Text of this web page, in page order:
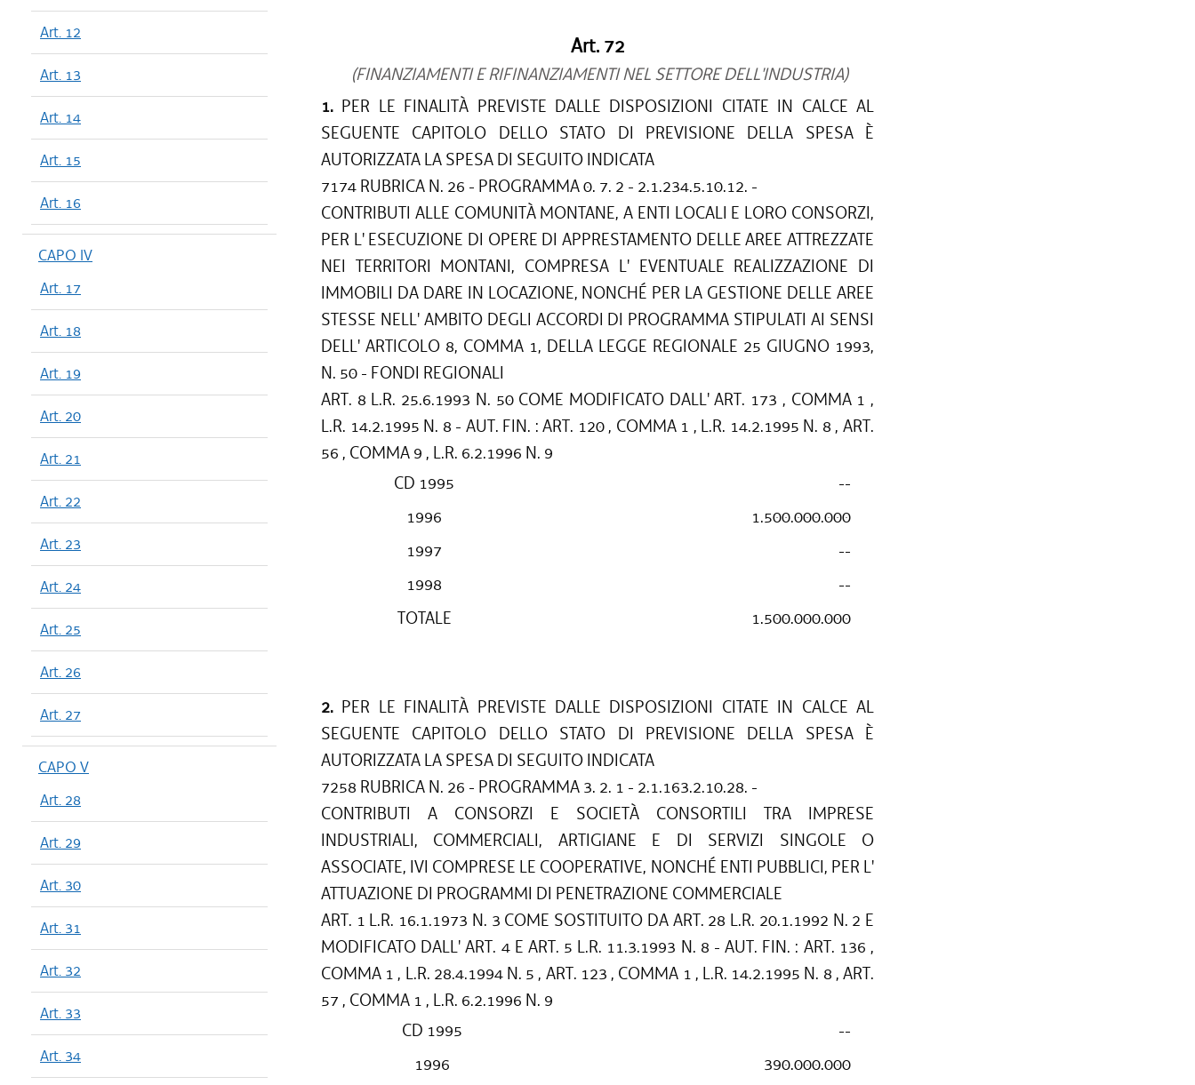
Art. 12
Art. 13
Art. 14
Art. 15
Art. 16
CAPO IV
Art. 17
Art. 18
Art. 19
Art. 20
Art. 21
Art. 22
Art. 23
Art. 24
Art. 25
Art. 26
Art. 27
CAPO V
Art. 28
Art. 29
Art. 30
Art. 31
Art. 32
Art. 33
Art. 34
Art. 72
(FINANZIAMENTI E RIFINANZIAMENTI NEL SETTORE DELL'INDUSTRIA)
1. PER LE FINALITÀ PREVISTE DALLE DISPOSIZIONI CITATE IN CALCE AL
SEGUENTE CAPITOLO DELLO STATO DI PREVISIONE DELLA SPESA È
AUTORIZZATA LA SPESA DI SEGUITO INDICATA
7174 RUBRICA N. 26 - PROGRAMMA 0. 7. 2 - 2.1.234.5.10.12. -
CONTRIBUTI ALLE COMUNITÀ MONTANE, A ENTI LOCALI E LORO CONSORZI,
PER L' ESECUZIONE DI OPERE DI APPRESTAMENTO DELLE AREE ATTREZZATE
NEI TERRITORI MONTANI, COMPRESA L' EVENTUALE REALIZZAZIONE DI
IMMOBILI DA DARE IN LOCAZIONE, NONCHÉ PER LA GESTIONE DELLE AREE
STESSE NELL' AMBITO DEGLI ACCORDI DI PROGRAMMA STIPULATI AI SENSI
DELL' ARTICOLO 8, COMMA 1, DELLA LEGGE REGIONALE 25 GIUGNO 1993,
N. 50 - FONDI REGIONALI
ART. 8 L.R. 25.6.1993 N. 50 COME MODIFICATO DALL' ART. 173 , COMMA 1 ,
L.R. 14.2.1995 N. 8 - AUT. FIN. : ART. 120 , COMMA 1 , L.R. 14.2.1995 N. 8 , ART.
56 , COMMA 9 , L.R. 6.2.1996 N. 9
CD 1995
--
1996
1.500.000.000
1997
--
1998
--
TOTALE
1.500.000.000
2. PER LE FINALITÀ PREVISTE DALLE DISPOSIZIONI CITATE IN CALCE AL
SEGUENTE CAPITOLO DELLO STATO DI PREVISIONE DELLA SPESA È
AUTORIZZATA LA SPESA DI SEGUITO INDICATA
7258 RUBRICA N. 26 - PROGRAMMA 3. 2. 1 - 2.1.163.2.10.28. -
CONTRIBUTI A CONSORZI E SOCIETÀ CONSORTILI TRA IMPRESE
INDUSTRIALI, COMMERCIALI, ARTIGIANE E DI SERVIZI SINGOLE O
ASSOCIATE, IVI COMPRESE LE COOPERATIVE, NONCHÉ ENTI PUBBLICI, PER L'
ATTUAZIONE DI PROGRAMMI DI PENETRAZIONE COMMERCIALE
ART. 1 L.R. 16.1.1973 N. 3 COME SOSTITUITO DA ART. 28 L.R. 20.1.1992 N. 2 E
MODIFICATO DALL' ART. 4 E ART. 5 L.R. 11.3.1993 N. 8 - AUT. FIN. : ART. 136 ,
COMMA 1 , L.R. 28.4.1994 N. 5 , ART. 123 , COMMA 1 , L.R. 14.2.1995 N. 8 , ART.
57 , COMMA 1 , L.R. 6.2.1996 N. 9
CD 1995
--
1996
390.000.000